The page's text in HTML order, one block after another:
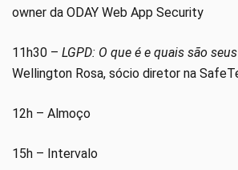
owner da ODAY Web App Security
11h30 – LGPD: O que é e quais são
Wellington Rosa, sócio diretor na
12h – Almoço
15h – Intervalo